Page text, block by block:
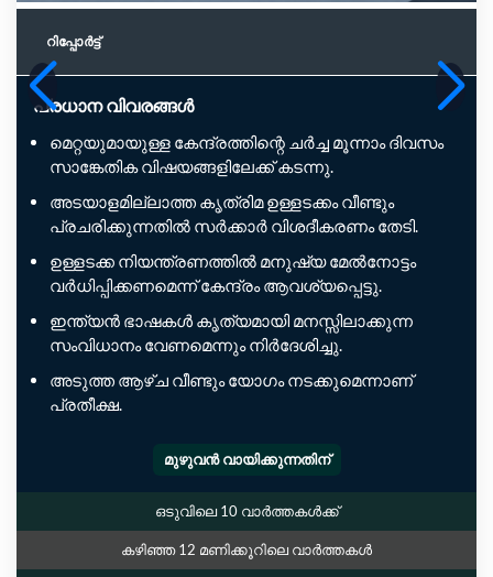
റിപ്പോര്‍ട്ട്
പ്രധാന വിവരങ്ങൾ
മെറ്റയുമായുള്ള കേന്ദ്രത്തിന്റെ ചർച്ച മൂന്നാം ദിവസം
സാങ്കേതിക വിഷയങ്ങളിലേക്ക് കടന്നു.
അടയാളമില്ലാത്ത കൃത്രിമ ഉള്ളടക്കം വീണ്ടും
പ്രചരിക്കുന്നതിൽ സർക്കാർ വിശദീകരണം തേടി.
ഉള്ളടക്ക നിയന്ത്രണത്തിൽ മനുഷ്യ മേൽനോട്ടം
വർധിപ്പിക്കണമെന്ന് കേന്ദ്രം ആവശ്യപ്പെട്ടു.
ഇന്ത്യൻ ഭാഷകൾ കൃത്യമായി മനസ്സിലാക്കുന്ന
സംവിധാനം വേണമെന്നും നിർദേശിച്ചു.
അടുത്ത ആഴ്ച വീണ്ടും യോഗം നടക്കുമെന്നാണ്
പ്രതീക്ഷ.
മുഴുവൻ വായിക്കുന്നതിന്
ഒടുവിലെ 10 വാർത്തകൾക്ക്
കഴിഞ്ഞ 12 മണിക്കൂറിലെ വാർത്തകൾ